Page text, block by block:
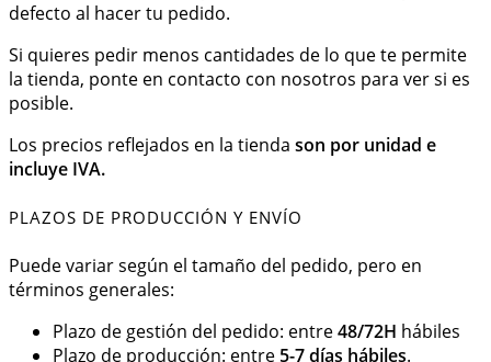
defecto al hacer tu pedido.
Si quieres pedir menos cantidades de lo que te permite
la tienda, ponte en contacto con nosotros para ver si es
posible.
Los precios reflejados en la tienda son por unidad e
incluye IVA.
PLAZOS DE PRODUCCIÓN Y ENVÍO
Puede variar según el tamaño del pedido, pero en
términos generales:
Plazo de gestión del pedido: entre48/72H hábiles
Plazo de producción: entre 5-7 días hábiles.